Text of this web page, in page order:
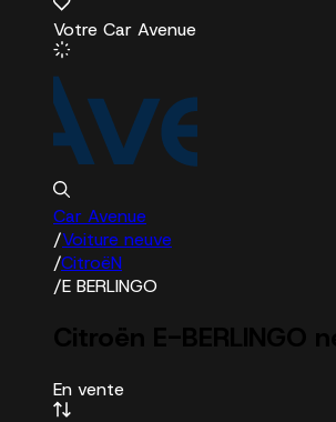
Votre Car Avenue
Car Avenue
/Voiture neuve
/CitroëN
/E BERLINGO
En vente